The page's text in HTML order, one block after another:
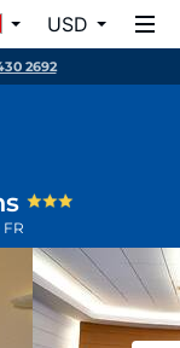
USD
2692
FR